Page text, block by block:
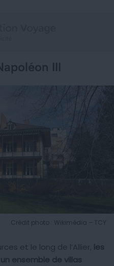
III
Crédit photo : Wikimédia – TCY
et le long de l’Allier, les
ensemble de villas